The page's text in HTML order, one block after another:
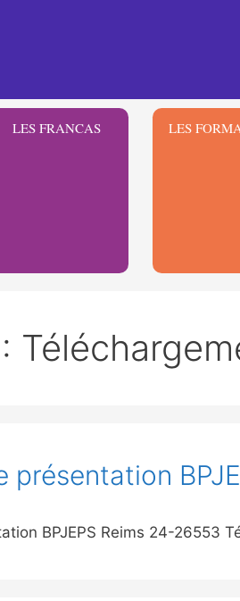
LES FRANCAS LES
présentation
BPJEPS Reims 24-26553